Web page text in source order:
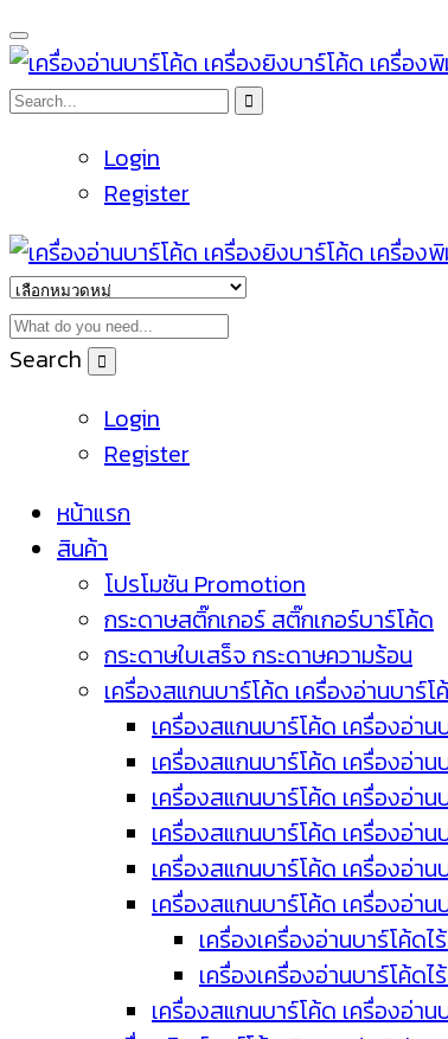
Login
Register
Search
Login
Register
หน้าแรก
สินค้า
โปรโมชัน Promotion
กระดาษสติ๊กเกอร์ สติ๊กเกอร์บาร์โค้ด
กระดาษใบเสร็จ กระดาษความร้อน
เครื่องสแกนบาร์โค้ด เครื่องอ่านบาร์โ
เครื่องสแกนบาร์โค้ด เครื่องอ่า
เครื่องสแกนบาร์โค้ด เครื่องอ่า
เครื่องสแกนบาร์โค้ด เครื่องอ่า
เครื่องสแกนบาร์โค้ด เครื่องอ่า
เครื่องสแกนบาร์โค้ด เครื่องอ่า
เครื่องสแกนบาร์โค้ด เครื่องอ่าน
เครื่องเครื่องอ่านบาร์โค้ดไ
เครื่องเครื่องอ่านบาร์โค้ดไ
เครื่องสแกนบาร์โค้ด เครื่องอ่า